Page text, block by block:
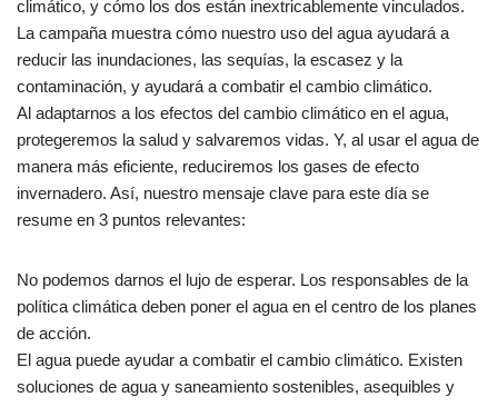
climático, y cómo los dos están inextricablemente vinculados.
La campaña muestra cómo nuestro uso del agua ayudará a
reducir las inundaciones, las sequías, la escasez y la
contaminación, y ayudará a combatir el cambio climático.
Al adaptarnos a los efectos del cambio climático en el agua,
protegeremos la salud y salvaremos vidas. Y, al usar el agua de
manera más eficiente, reduciremos los gases de efecto
invernadero. Así, nuestro mensaje clave para este día se
resume en 3 puntos relevantes:
No podemos darnos el lujo de esperar. Los responsables de la
política climática deben poner el agua en el centro de los planes
de acción.
El agua puede ayudar a combatir el cambio climático. Existen
soluciones de agua y saneamiento sostenibles, asequibles y